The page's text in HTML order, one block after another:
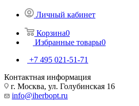
Личный кабинет
Корзина0
Избранные товары0
+7 495 021-51-71
Контактная информация
г. Москва, ул. Голубинская 16
info@iherbopt.ru